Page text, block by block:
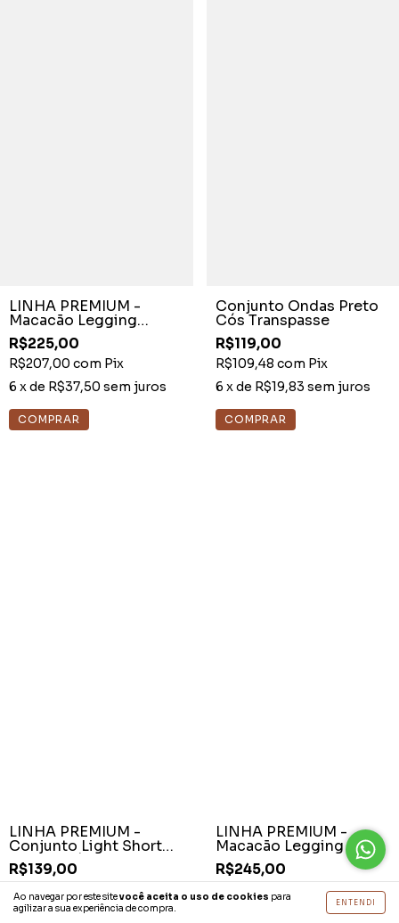
Ao navegar por este sitevocê aceita o uso de cookies para
agilizar a sua experiência de compra.
ENTENDI
LINHA PREMIUM -
Macacão Legging
Brocado Preto Detalhe
Zíper
R$225,00
R$207,00 com Pix
6 x de R$37,50 sem juros
Conjunto Ondas Preto
Cós Transpasse
R$119,00
R$109,48 com Pix
6 x de R$19,83 sem juros
LINHA PREMIUM -
Conjunto Light Short
Azul Petróleo
R$139,00
R$127,88 com
Pix
6x deR$23,17 sem juros
LINHA PREMIUM -
Macacão Legging Flare
Preto Decote
R$245,00
R$225,40
Pix
sem juros